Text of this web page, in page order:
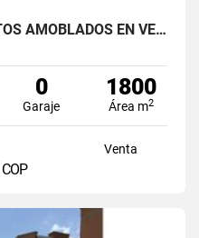
EDIFICIO DE APARTAMENTOS AMOBLADOS EN VENTA
0
Garaje
1800
Área m2
Venta
COP